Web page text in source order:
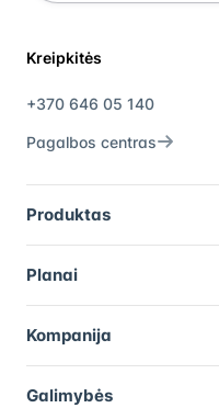
Kreipkitės
+370 646 05 140
Pagalbos centras
Produktas
Planai
Kompanija
Galimybės